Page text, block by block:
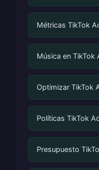
Métricas TikTok
Música en TikTok
Optimizar TikTok
Políticas TikTok
Presupuesto